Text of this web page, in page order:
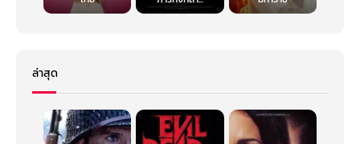
ล่าสุด